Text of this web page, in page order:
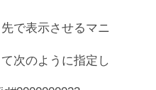
で表示させるマニ
次のように指定し